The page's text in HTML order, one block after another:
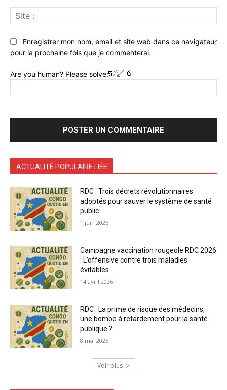
:
Enregistrer mon nom, email et site web dans ce navigateur
pour la prochaine fois que je commenterai.
Are you human? Please solve:
ACTUALITÉ POPULAIRE LIÉE
RDC : Trois décrets révolutionnaires
adoptés pour sauver le système de santé
public
1 juin 2025
Campagne vaccination rougeole RDC 2026
: L’offensive contre trois maladies
évitables
14 avril 2026
RDC : La prime de risque des médecins,
une bombe à retardement pour la santé
publique ?
8 mai 2025
Voir plus